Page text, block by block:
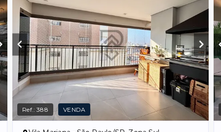
Ref.:388 VENDA